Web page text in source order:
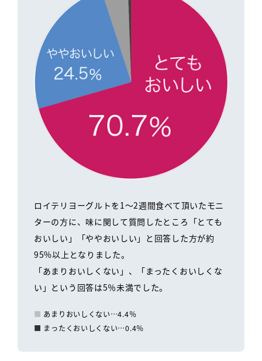
ロイテリヨーグルトを1～2週間食べて頂いたモニ
ターの方に、味に関して質問したところ「とても
おいしい」「ややおいしい」と回答した方が約
95%以上となりました。
「あまりおいしくない」、「まったくおいしくな
い」という回答は5％未満でした。
あまりおいしくない…4.4％
まったくおいしくない…0.4％